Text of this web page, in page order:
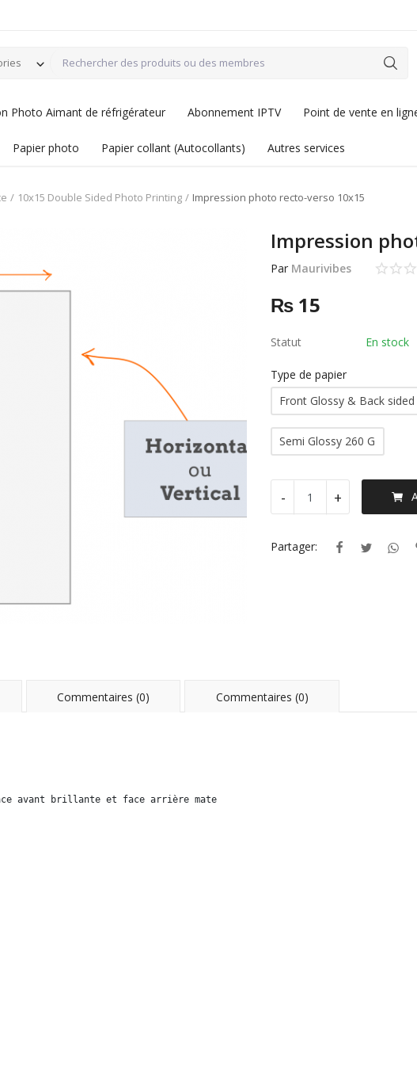
Photo Aimant de réfrigérateur Abonnement IPTV Point de vente en
Papier photo Papier collant (Autocollants) Autres services
10x15 Double Sided Photo Printing Impression photo recto-verso 10x15
Impression
Par Maurivibes
₨ 15
Statut En stock
Type de papier
Front Glossy & Back
Semi Glossy 260 G
- +
Partager:
Commentaires (0) Commentaires (0)
avant brillante et face arrière mate